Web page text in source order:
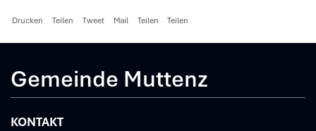
Drucken Teilen Tweet Mail Teilen Teilen
Gemeinde Muttenz
KONTAKT